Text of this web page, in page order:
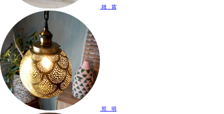
雑 貨
照 明